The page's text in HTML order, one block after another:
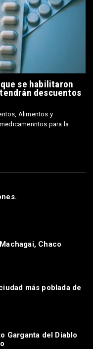
se habilitaron
descuentos
Alimentos y
para la
Chaco
más poblada de
Garganta del Diablo